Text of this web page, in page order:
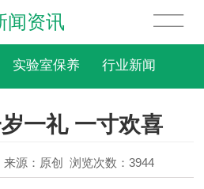
闻资讯
实验室保养 行业新闻
岁一礼 一寸欢喜
来源：原创 浏览次数：3944